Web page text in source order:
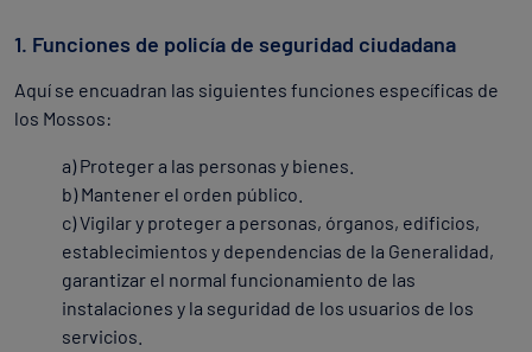
1. Funciones de policía de seguridad ciudadana
Aquí se encuadran las siguientes funciones específicas de
los Mossos:
a) Proteger a las personas y bienes.
b) Mantener el orden público.
c) Vigilar y proteger a personas, órganos, edificios,
establecimientos y dependencias de la Generalidad,
garantizar el normal funcionamiento de las
instalaciones y la seguridad de los usuarios de los
servicios.